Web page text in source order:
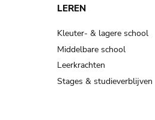
LEREN
Kleuter- & lagere school
Middelbare school
Leerkrachten
Stages & studieverblijven